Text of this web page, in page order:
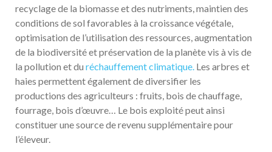
recyclage de la biomasse et des nutriments, maintien des
conditions de sol favorables à la croissance végétale,
optimisation de l’utilisation des ressources, augmentation
de la biodiversité et préservation de la planète vis à vis de
la pollution et du réchauffement climatique. Les arbres et
haies permettent également de diversifier les
productions des agriculteurs : fruits, bois de chauffage,
fourrage, bois d’œuvre… Le bois exploité peut ainsi
constituer une source de revenu supplémentaire pour
l’éleveur.